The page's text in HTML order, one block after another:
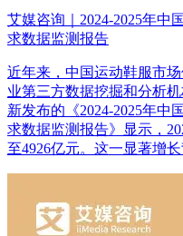
艾媒咨询｜2024-2025年中
求数据监测报告
近年来，中国运动鞋服市
业第三方数据挖掘和分析机
新发布的《2024-2025年中
求数据监测报告》显示，
至4926亿元。这一显著增